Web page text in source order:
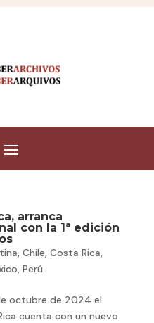
arranca
con la 1ª edición
, Chile, Costa Rica,
, Perú
octubre de 2024 el
cuenta con un nuevo